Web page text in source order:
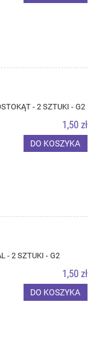
- 2 SZTUKI - G2
1,50 zł
DO KOSZYKA
- 2 SZTUKI - G2
1,50 zł
DO KOSZYKA